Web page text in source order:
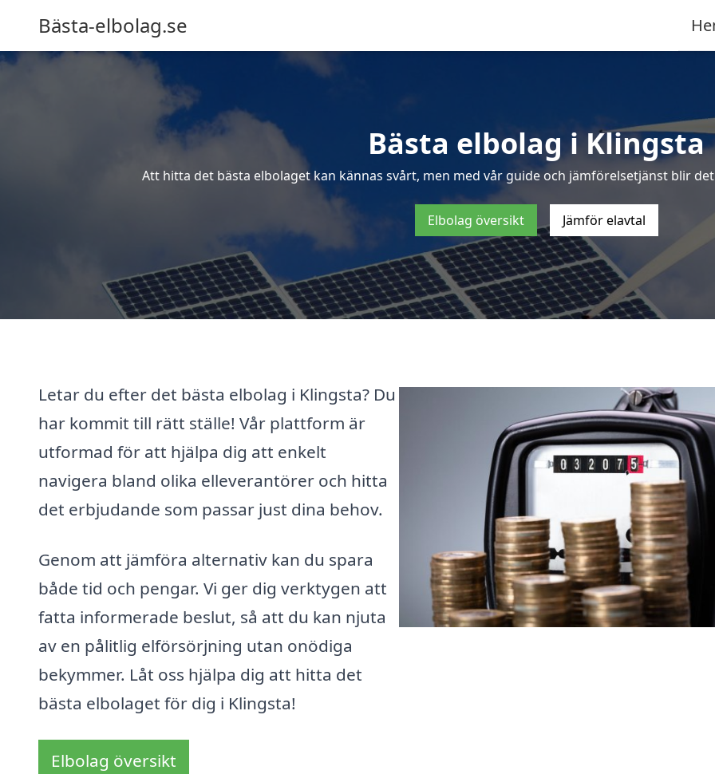
Bästa-elbolag.se
Bästa elbolag i Klingsta
Att hitta det bästa elbolaget kan kännas svårt, men med vår guide och jämförelsetjänst blir
Elbolag översikt Jämför elavtal
Letar du efter det bästa elbolag i Klingsta? Du
har kommit till rätt ställe! Vår plattform är
utformad för att hjälpa dig att enkelt
navigera bland olika elleverantörer och hitta
det erbjudande som passar just dina behov.
Genom att jämföra alternativ kan du spara
både tid och pengar. Vi ger dig verktygen att
fatta informerade beslut, så att du kan njuta
av en pålitlig elförsörjning utan onödiga
bekymmer. Låt oss hjälpa dig att hitta det
bästa elbolaget för dig i Klingsta!
Elbolag översikt